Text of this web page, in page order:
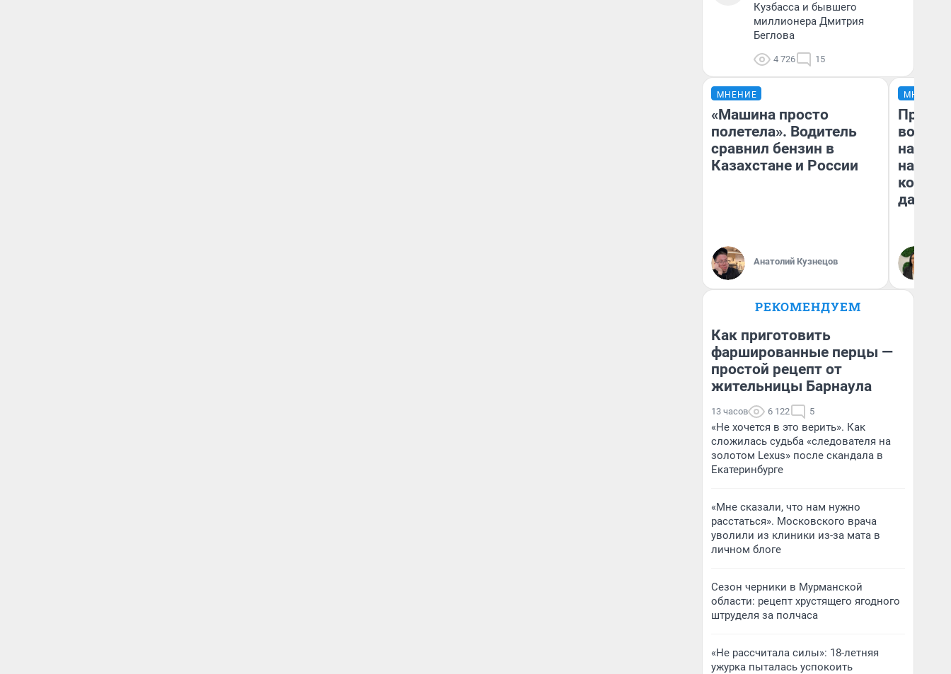
Кузбасса и бывшего
миллионера Дмитрия
Беглова
4 726 15
МНЕНИЕ
«Машина просто
полетела». Водитель
сравнил бензин в
Казахстане и России
Анатолий Кузнецов
МНЕНИЕ
нам
даже
РЕКОМЕНДУЕМ
Как приготовить
фаршированные перцы —
простой рецепт от
жительницы Барнаула
13 часов 6 122 5
«Не хочется в это верить». Как
сложилась судьба «следователя на
золотом Lexus» после скандала в
Екатеринбурге
«Мне сказали, что нам нужно
расстаться». Московского врача
уволили из клиники из-за мата в
личном блоге
Сезон черники в Мурманской
области: рецепт хрустящего ягодного
штруделя за полчаса
«Не рассчитала силы»: 18-летняя
ужурка пыталась успокоить